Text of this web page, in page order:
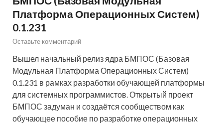
Платформа Операционных Систем)
0.1.231
Оставьте комментарий
Вышел начальный релиз ядра БМПОС (Базовая
Модульная Платформа Операционных Систем)
0.1.231 в рамках разработки обучающей платформы
для системных программистов. Открытый проект
БМПОС задуман и создаётся сообществом как
обучающее пособие по разработке операционных